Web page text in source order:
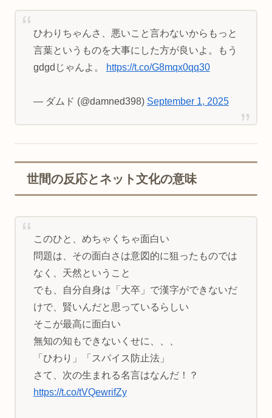
ひわりちゃんさ、悪いこと言わないからもっと
言葉というものを大事にした方が良いよ。もう
gdgdじゃんよ。
https://t.co/G8mqx0qq30
— ダムド (@damned398) September 1, 2025
世間の反応とネット文化の意味
このひと、めちゃくちゃ面白い
問題は、その面白さは意図的に狙ったものでは
なく、天然ということ
でも、自分自身は「大卒」で漢字ができないだ
けで、賢いんだと思っているらしい
そこが最高に面白い
無知の知もできないくせに、、、
「ひわり」「スパイス防止法」
さて、次の生まれる名言はなんだ！？
https://t.co/tVQewrifZy